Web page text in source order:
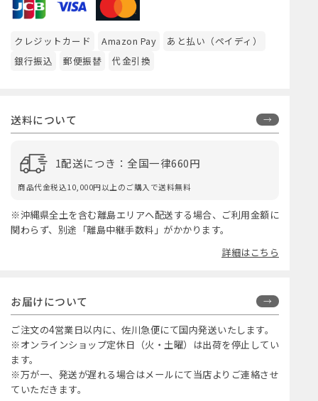
クレジットカード Amazon Pay
あと払い（ペイディ）
銀行振込
郵便振替 代金引換
送料について
1配送につき：全国一律660円
商品代金税込10,000円以上のご購入で送料無料
※沖縄県全土を含む離島エリアへ配送する場合、ご利用金額に
関わらず、別途「離島中継手数料」がかかります。
詳細はこちら
お届けについて
ご注文の4営業日以内に、佐川急便にて国内発送いたします。
※オンラインショップ定休日（火・土曜）は出荷を停止してい
ます。
※万が一、発送が遅れる場合はメールにて当店よりご連絡させ
ていただきます。